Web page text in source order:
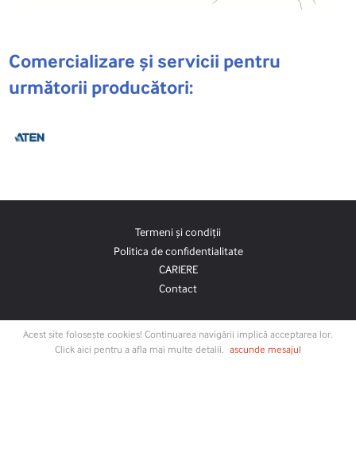
Comercializare și servicii pentru
următorii producători:
Termeni și condiții
Politica de confidentialitate
CARIERE
Contact
Acest site folosește cookies! Continuarea navigării implică acceptarea lor.
Click aici pentru a afla mai multe detalii.
ascunde mesajul